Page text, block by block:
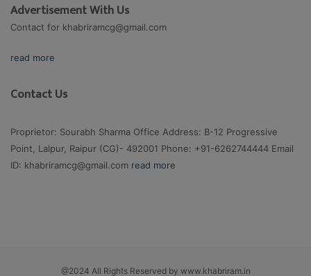
Advertisement With Us
Contact for khabriramcg@gmail.com
read more
Contact Us
Proprietor: Sourabh Sharma Office Address: B-12 Progressive
Point, Lalpur, Raipur (CG)- 492001 Phone: +91-6262744444 Email
ID: khabriramcg@gmail.com read more
@2024 All Rights Reserved by www.khabriram.in